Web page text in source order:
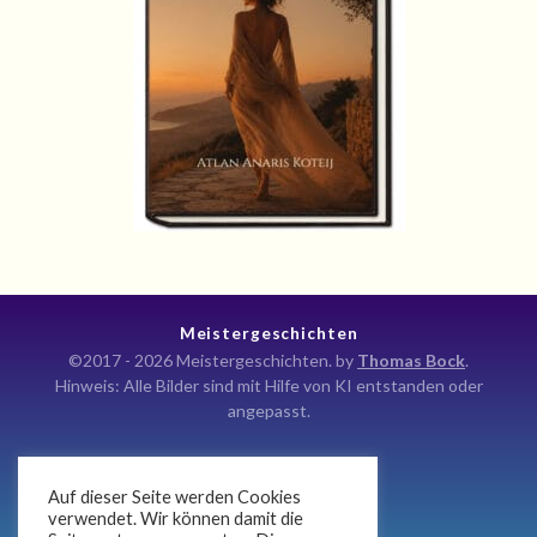
Meistergeschichten
©2017 - 2026 Meistergeschichten. by Thomas Bock.
Hinweis: Alle Bilder sind mit Hilfe von KI entstanden oder
angepasst.
Kontakt
Auf dieser Seite werden Cookies
verwendet. Wir können damit die